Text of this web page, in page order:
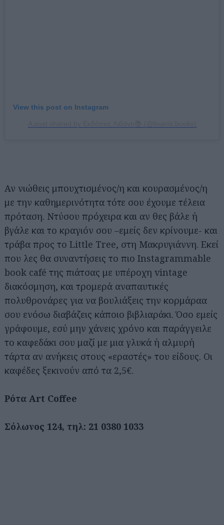
View this post on Instagram
Αν νιώθεις μπουχτισμένος/η και κουρασμένος/η
με την καθημερινότητα τότε σου έχουμε τέλεια
πρόταση. Ντύσου πρόχειρα και αν θες βάλε ή
βγάλε και το κραγιόν σου –εμείς δεν κρίνουμε- και
τράβα προς το Little Tree, στη Μακρυγιάννη. Εκεί
που λες θα συναντήσεις το πιο Instagrammable
book café της πιάτσας με υπέροχη vintage
διακόσμηση, και τρομερά αναπαυτικές
πολυθρονάρες για να βουλιάξεις την κορμάραα
σου ενόσω διαβάζεις κάποιο βιβλιαράκι. Όσο εμείς
γράφουμε, εσύ μην χάνεις χρόνο και παράγγειλε
το καφεδάκι σου μαζί με μια γλυκά ή αλμυρή
τάρτα αν ανήκεις στους «εραστές» του είδους. Οι
καφέδες ξεκινούν από τα 2,5€.
Ρότα Art Coffee
Σόλωνος 124, τηλ: 21 0380 1033